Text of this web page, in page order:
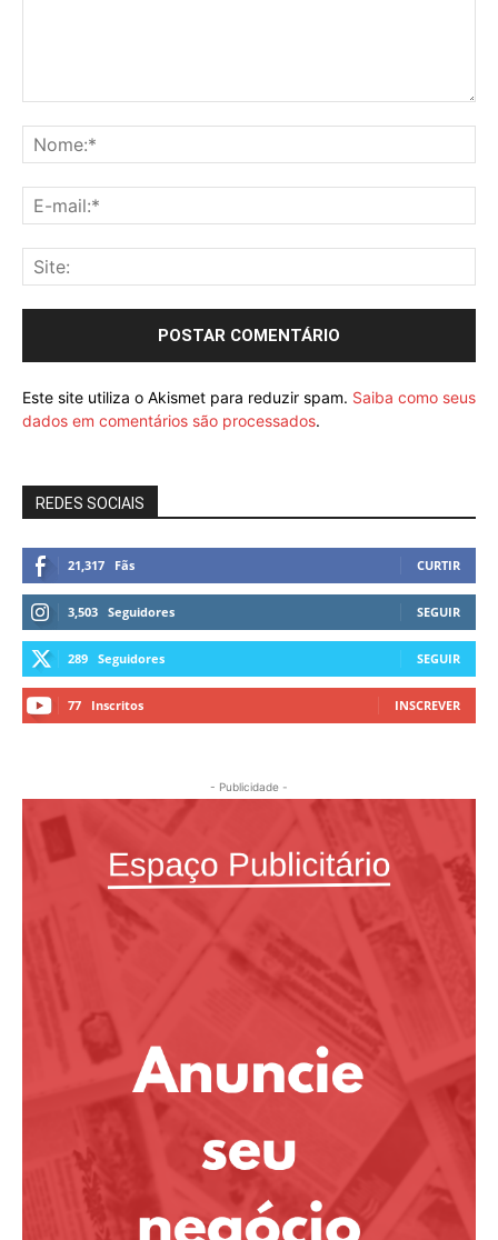
Este site utiliza o Akismet para reduzir spam. Saiba como seus
dados em comentários são processados.
REDES SOCIAIS
21,317 Fãs CURTIR
3,503 Seguidores SEGUIR
289 Seguidores SEGUIR
77 Inscritos INSCREVER
- Publicidade -